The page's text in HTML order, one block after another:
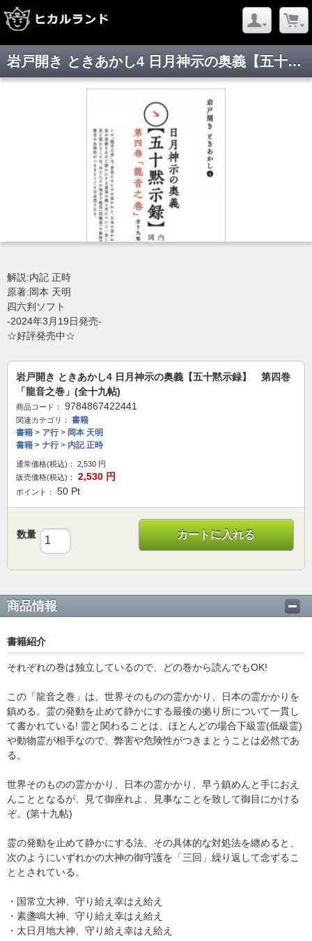
岩戸開き ときあかし4 日月神示の奥義【五十黙示録】 第四巻「龍音之巻」(全十九帖)
解説:内記 正時
原著:岡本 天明
四六判ソフト
-2024年3月19日発売-
☆好評発売中☆
岩戸開き ときあかし4 日月神示の奥義【五十黙示録】 第四巻
「龍音之巻」(全十九帖)
商品コード： 9784867422441
関連カテゴリ：
書籍
書籍 > ア行> 岡本 天明
書籍 > ナ行> 内記 正時
通常価格(税込)： 2,530 円
販売価格(税込)：
2,530 円
ポイント： 50 Pt
数量 カートに入れる
商品情報
書籍紹介
それぞれの巻は独立しているので、どの巻から読んでもOK!
この「龍音之巻」は、世界そのものの霊かかり、日本の霊かかりを
鎮める。霊の発動を止めて静かにする最後の拠り所について一貫し
て書かれている! 霊と関わることは、ほとんどの場合下級霊(低級霊)
や動物霊が相手なので、弊害や危険性がつきまとうことは必然であ
る。
世界そのものの霊かかり、日本の霊かかり、早う鎮めんと手におえ
んこととなるが、見て御座れよ、見事なことを致して御目にかける
ぞ。(第十九帖)
霊の発動を止めて静かにする法、その具体的な対処法を纏めると、
次のようにいずれかの大神の御守護を「三回」繰り返して念ずるこ
ととされている。
・国常立大神、守り給え幸はえ給え
・素盞鳴大神、守り給え幸はえ給え
・太日月地大神、守り給え幸はえ給え